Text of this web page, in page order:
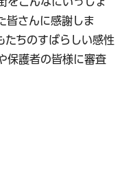
皆さんに感謝しま
ちのすばらしい感性
保護者の皆様に審査